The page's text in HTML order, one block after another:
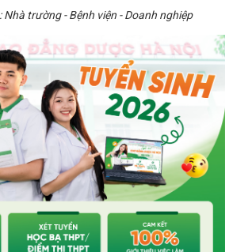
trường - Bệnh viện - Doanh nghiệp